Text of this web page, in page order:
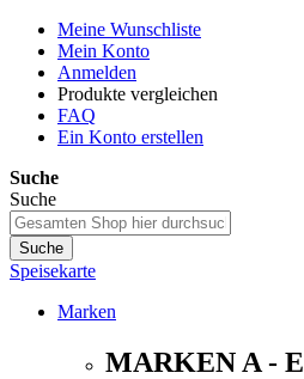
Meine Wunschliste
Mein Konto
Anmelden
Produkte vergleichen
FAQ
Ein Konto erstellen
Suche
Suche
Suche
Speisekarte
Marken
MARKEN A - E